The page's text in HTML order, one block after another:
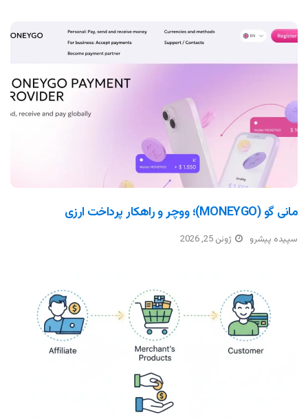
مانی گو (MONEYGO)؛ ووچر و راهکار پرداخت ارزی
سپیده پیشرو ژوئن 25, 2026